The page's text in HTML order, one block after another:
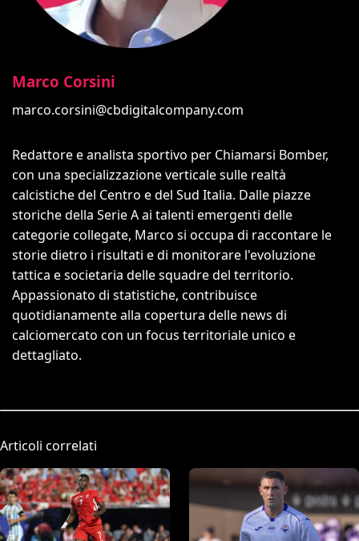
Marco Corsini
marco.corsini@cbdigitalcompany.com
Redattore e analista sportivo per Chiamarsi Bomber,
con una specializzazione verticale sulle realtà
calcistiche del Centro e del Sud Italia. Dalle piazze
storiche della Serie A ai talenti emergenti delle
categorie collegate, Marco si occupa di raccontare le
storie dietro i risultati e di monitorare l'evoluzione
tattica e societaria delle squadre del territorio.
Appassionato di statistiche, contribuisce
quotidianamente alla copertura delle news di
calciomercato con un focus territoriale unico e
dettagliato.
Articoli correlati